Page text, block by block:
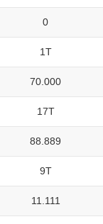
0
1T
70.000
17T
88.889
9T
11.111